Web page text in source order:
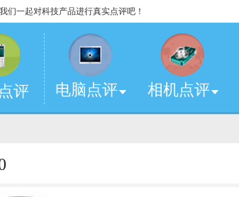
们一起对科技产品进行真实点评吧！
评 电脑点评 相机点评